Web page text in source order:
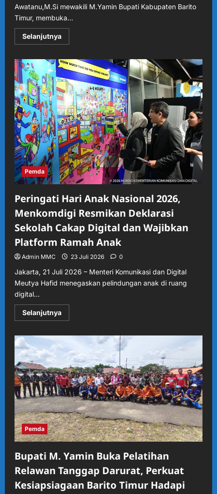
Awatanu,M.Si mewakili M.Yamin Bupati Kabupaten Barito
Timur, membuka...
SelanjutnyaRead
more
Barito
Timur
Dorong
Penguatan
Akuntabilitas
Kinerja
Melalui
Bimtek
Implementasi
SAKIP
Pemda
Peringati Hari Anak Nasional 2026,
Menkomdigi Resmikan Deklarasi
Sekolah Cakap Digital dan Wajibkan
Platform Ramah Anak
Admin MMC 23 Juli 2026 0
Jakarta, 21 Juli 2026 – Menteri Komunikasi dan Digital
Meutya Hafid menegaskan pelindungan anak di ruang
digital...
SelanjutnyaRead
more
Nasional
2026,
Menkomdigi
Resmikan
Deklarasi
Sekolah
Cakap
Digital
dan
Wajibkan
Platform
Ramah
Anak
Pemda
Bupati M. Yamin Buka Pelatihan
Relawan Tanggap Darurat, Perkuat
Kesiapsiagaan Barito Timur Hadapi